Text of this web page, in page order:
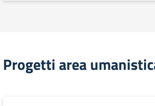
Progetti area